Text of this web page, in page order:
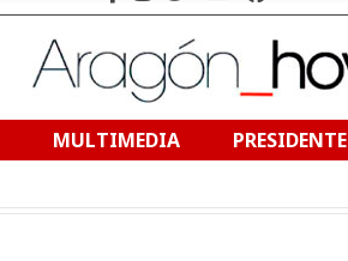
MULTIMEDIA PRESIDENTE